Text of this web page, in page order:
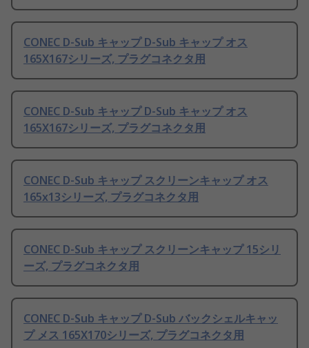
CONEC D-Sub キャップ D-Sub キャップ オス
165X167シリーズ, プラグコネクタ用
CONEC D-Sub キャップ D-Sub キャップ オス
165X167シリーズ, プラグコネクタ用
CONEC D-Sub キャップ スクリーンキャップ オス
165x13シリーズ, プラグコネクタ用
CONEC D-Sub キャップ スクリーンキャップ 15シリ
ーズ, プラグコネクタ用
CONEC D-Sub キャップ D-Sub バックシェルキャッ
プ メス 165X170シリーズ, プラグコネクタ用